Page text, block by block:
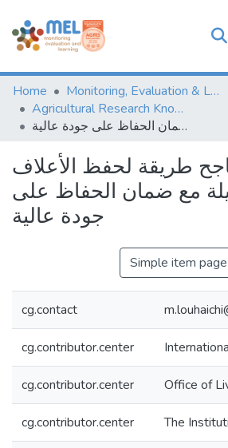
Communities & Collections
Browse
Statistics
Home
Monitoring, Evaluation & Learning Repository
Agricultural Research Knowledge
السیلاج الناجح طریقة لحفظ الأعلاف لمدة طویلة مع ضمان الحفاظ على جودة عالیة
طریقة لحفظ الأعلاف
مع ضمان الحفاظ على
جودة عالیة
Simple item page
cg.contact
cg.contributor.center
cg.contributor.center Office of
cg.contributor.center The